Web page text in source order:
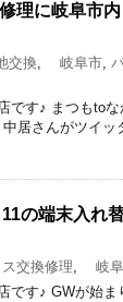
理に岐阜市
交換, 岐阜市,
です♪ まつもto
居さんがツイ
の端末入れ
交換修理, 岐
です♪ GWが始